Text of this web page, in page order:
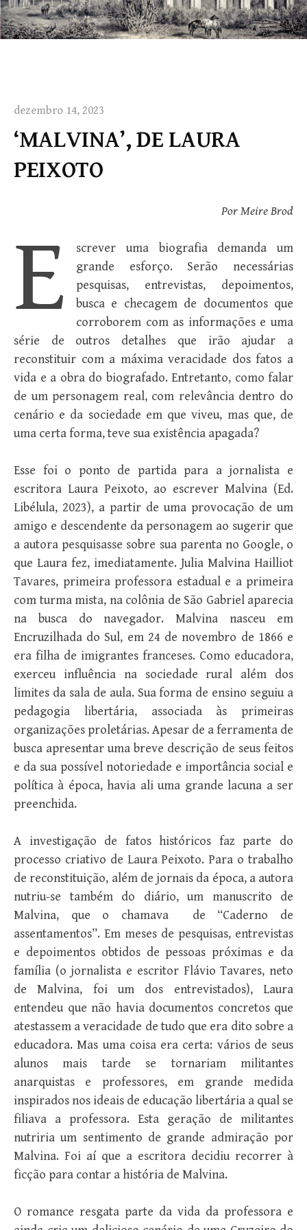
dezembro 14, 2023
‘MALVINA’, DE LAURA
PEIXOTO
Por Meire Brod
E
screver uma biografia demanda um
grande esforço. Serão necessárias
pesquisas, entrevistas, depoimentos,
busca e checagem de documentos que
corroborem com as informações e uma
série de outros detalhes que irão ajudar a
reconstituir com a máxima veracidade dos fatos a
vida e a obra do biografado. Entretanto, como falar
de um personagem real, com relevância dentro do
cenário e da sociedade em que viveu, mas que, de
uma certa forma, teve sua existência apagada?
Esse foi o ponto de partida para a jornalista e
escritora Laura Peixoto, ao escrever Malvina (Ed.
Libélula, 2023), a partir de uma provocação de um
amigo e descendente da personagem ao sugerir que
a autora pesquisasse sobre sua parenta no Google, o
que Laura fez, imediatamente. Julia Malvina Hailliot
Tavares, primeira professora estadual e a primeira
com turma mista, na colônia de São Gabriel aparecia
na busca do navegador. Malvina nasceu em
Encruzilhada do Sul, em 24 de novembro de 1866 e
era filha de imigrantes franceses. Como educadora,
exerceu influência na sociedade rural além dos
limites da sala de aula. Sua forma de ensino seguiu a
pedagogia libertária, associada às primeiras
organizações proletárias. Apesar de a ferramenta de
busca apresentar uma breve descrição de seus feitos
e da sua possível notoriedade e importância social e
política à época, havia ali uma grande lacuna a ser
preenchida.
A investigação de fatos históricos faz parte do
processo criativo de Laura Peixoto. Para o trabalho
de reconstituição, além de jornais da época, a autora
nutriu-se também do diário, um manuscrito de
Malvina, que o chamava de “Caderno de
assentamentos”. Em meses de pesquisas, entrevistas
e depoimentos obtidos de pessoas próximas e da
família (o jornalista e escritor Flávio Tavares, neto
de Malvina, foi um dos entrevistados), Laura
entendeu que não havia documentos concretos que
atestassem a veracidade de tudo que era dito sobre a
educadora. Mas uma coisa era certa: vários de seus
alunos mais tarde se tornariam militantes
anarquistas e professores, em grande medida
inspirados nos ideais de educação libertária a qual se
filiava a professora. Esta geração de militantes
nutriria um sentimento de grande admiração por
Malvina. Foi aí que a escritora decidiu recorrer à
ficção para contar a história de Malvina.
O romance resgata parte da vida da professora e